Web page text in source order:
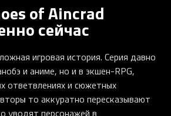
of Aincrad
сейчас
игровая история. Серия давно
и аниме, но и в экшен-RPG,
ответвлениях и сюжетных
то аккуратно пересказывают
уводят персонажей в